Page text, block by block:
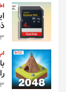
13
13